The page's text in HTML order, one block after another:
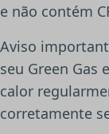
e não contém
Aviso
seu Green Gas
calor
corretamente